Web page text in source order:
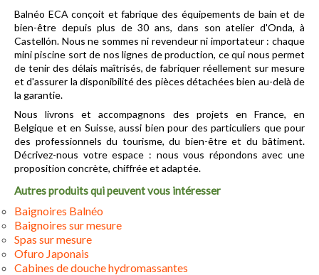
Balnéo ECA conçoit et fabrique des équipements de bain et de
bien-être depuis plus de 30 ans, dans son atelier d'Onda, à
Castellón. Nous ne sommes ni revendeur ni importateur : chaque
mini piscine sort de nos lignes de production, ce qui nous permet
de tenir des délais maîtrisés, de fabriquer réellement sur mesure
et d'assurer la disponibilité des pièces détachées bien au-delà de
la garantie.
Nous livrons et accompagnons des projets en France, en
Belgique et en Suisse, aussi bien pour des particuliers que pour
des professionnels du tourisme, du bien-être et du bâtiment.
Décrivez-nous votre espace : nous vous répondons avec une
proposition concrète, chiffrée et adaptée.
Autres produits qui peuvent vous intéresser
Baignoires Balnéo
Baignoires sur mesure
Spas sur mesure
Ofuro Japonais
Cabines de douche hydromassantes